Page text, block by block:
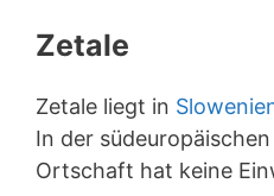
Zetale
Zetale liegt in
In der
Ortschaft hat keine